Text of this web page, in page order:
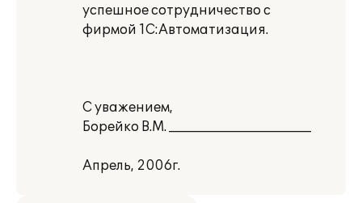
успешное сотрудничество с
фирмой 1С:Автоматизация.
С уважением,
Борейко В.М. ______________________
Апрель, 2006г.